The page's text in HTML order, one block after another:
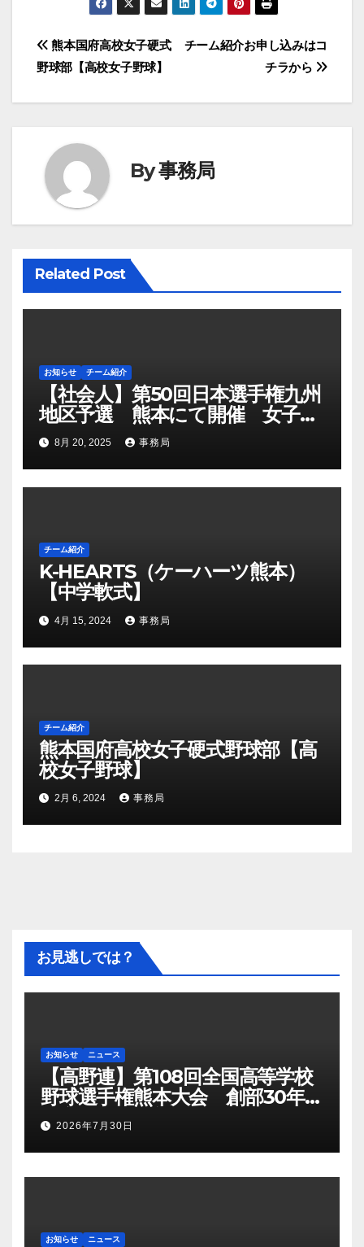
投
稿
ビ
ゲ
ー
ョ
ン
チーム紹介お申し込みはコ
チラから
熊本国府高校女子硬式
野球部【高校女子野球】
By事務局
Related Post
お知らせ チーム紹介
【社会人】第50回日本選手権九州
地区予選 熊本にて開催 女子高
校野球の招待試合も開催
8月 20, 2025 事務局
チーム紹介
K-HEARTS（ケーハーツ熊本）
【中学軟式】
4月 15, 2024 事務局
チーム紹介
熊本国府高校女子硬式野球部【高
校女子野球】
2月 6, 2024 事務局
お見逃しでは？
お知らせ ニュース
【高野連】第108回全国高等学校
野球選手権熊本大会 創部30年有
明高校悲願の初優勝
2026年7月30日
お知らせ ニュース